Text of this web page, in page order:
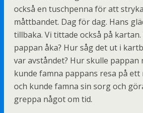
också en tuschpenna för att
måttbandet. Dag för dag. Hans
tillbaka. Vi tittade också på
pappan åka? Hur såg det ut i
var avståndet? Hur skulle pappan
kunde famna pappans resa på
och kunde famna sin sorg och
greppa något om tid.